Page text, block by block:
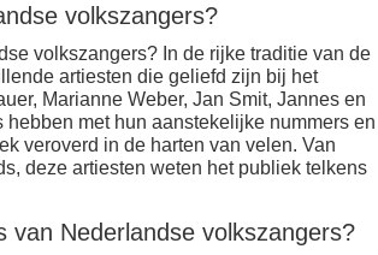
volkszangers?
volkszangers? In de rijke traditie van de
artiesten die geliefd zijn bij het
Marianne Weber, Jan Smit, Jannes en
met hun aanstekelijke nummers en
veroverd in de harten van velen. Van
deze artiesten weten het publiek telkens
van Nederlandse volkszangers?